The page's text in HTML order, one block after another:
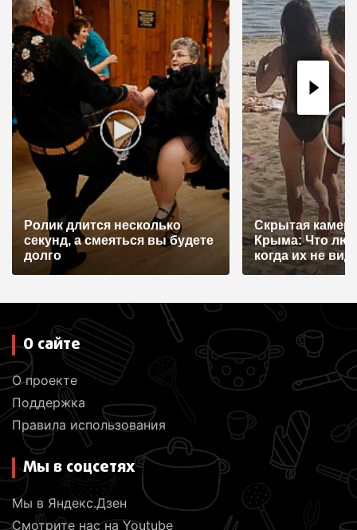
Ролик длится несколько
секунд, а смеяться вы будете
долго
Скрытая
Крыма: Что
когда их не
О сайте
О проекте
Поддержка
Правила использования
Мы в соцсетях
Мы в Яндекс.Дзен
Смотрите нас на Youtube